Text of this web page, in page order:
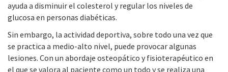
ayuda a disminuir el colesterol y regular los niveles de
glucosa en personas diabéticas.
Sin embargo, la actividad deportiva, sobre todo una vez que
se practica a medio-alto nivel, puede provocar algunas
lesiones. Con un abordaje osteopático y fisioterapéutico en
el que se valora al paciente como un todo y se realiza una